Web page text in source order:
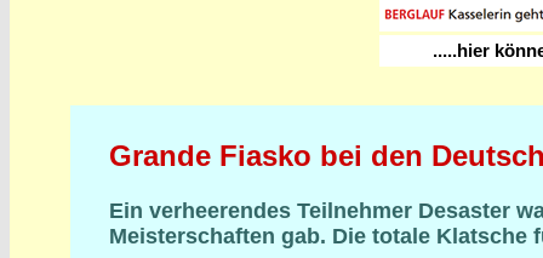
.....hier
Grande Fiasko bei den
Ein verheerendes Teilnehmer Desaster
Meisterschaften gab. Die totale Klatsche